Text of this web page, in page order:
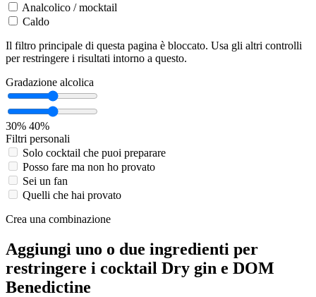
Analcolico / mocktail
Caldo
Il filtro principale di questa pagina è bloccato. Usa gli altri controlli
per restringere i risultati intorno a questo.
Gradazione alcolica
30% 40%
Filtri personali
Solo cocktail che puoi preparare
Posso fare ma non ho provato
Sei un fan
Quelli che hai provato
Crea una combinazione
Aggiungi uno o due ingredienti per
restringere i cocktail Dry gin e DOM
Benedictine